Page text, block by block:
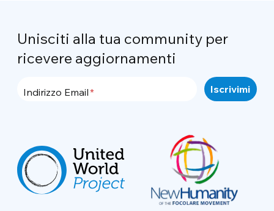
Unisciti alla tua community per
ricevere aggiornamenti
Indirizzo Email